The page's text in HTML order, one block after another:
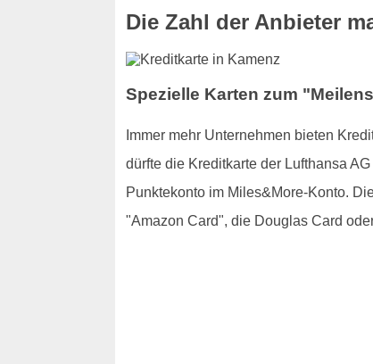
Die Zahl der Anbieter
Spezielle Karten zum
Immer mehr Unternehmen bieten
dürfte die Kreditkarte der Lufthansa
Punktekonto im Miles&More-Konto.
"Amazon Card", die Douglas Card